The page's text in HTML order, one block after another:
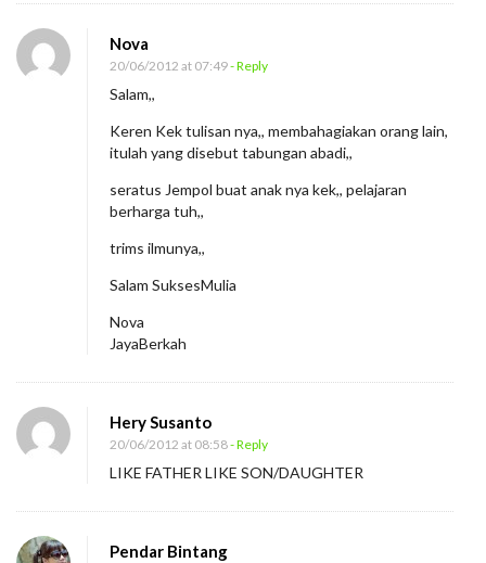
Nova
20/06/2012 at 07:49- Reply
Salam,,
Keren Kek tulisan nya,, membahagiakan orang lain,
itulah yang disebut tabungan abadi,,
seratus Jempol buat anak nya kek,, pelajaran
berharga tuh,,
trims ilmunya,,
Salam SuksesMulia
Nova
JayaBerkah
Hery Susanto
20/06/2012 at 08:58- Reply
LIKE FATHER LIKE SON/DAUGHTER
Pendar Bintang